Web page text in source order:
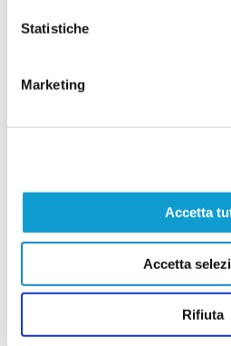
Statistiche
Marketing
Accetta
Accetta
Rifiuta
che nel 2015/16 vinsero
POLLENZA –
storica stagione
ritrovano i
SETTEMPEDA. Buone
contro la Maceratese
Allenamento congiunto: Settempeda -
Pepi, Uncini, Pagliari, Romagnoli, Bonifazi,
Ceesay, Cicconetti,
Giachetta (33’ Angeli), Brandi, Pepi (26’
Monachesi), Eugeni, Codoni, Scocco,